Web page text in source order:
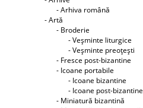
- Arhiva română
- Artă
- Broderie
- Veşminte liturgice
- Veşminte preoţeşti
- Fresce post-bizantine
- Icoane portabile
- Icoane bizantine
- Icoane post-bizantine
- Miniatură bizantină